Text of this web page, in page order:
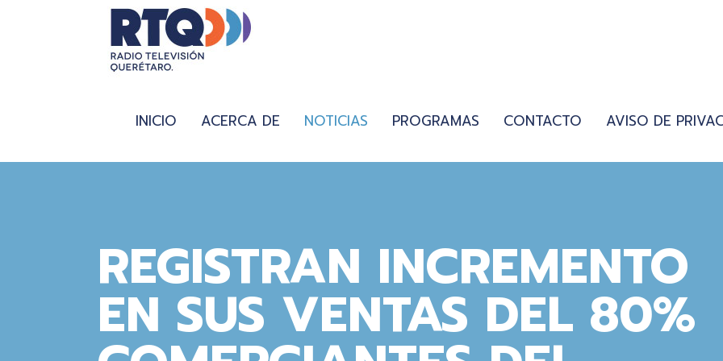
INICIO ACERCA DE NOTICIAS PROGRAMAS CONTACTO AVISO DE
REGISTRAN INCREMENTO
EN SUS VENTAS DEL 80%